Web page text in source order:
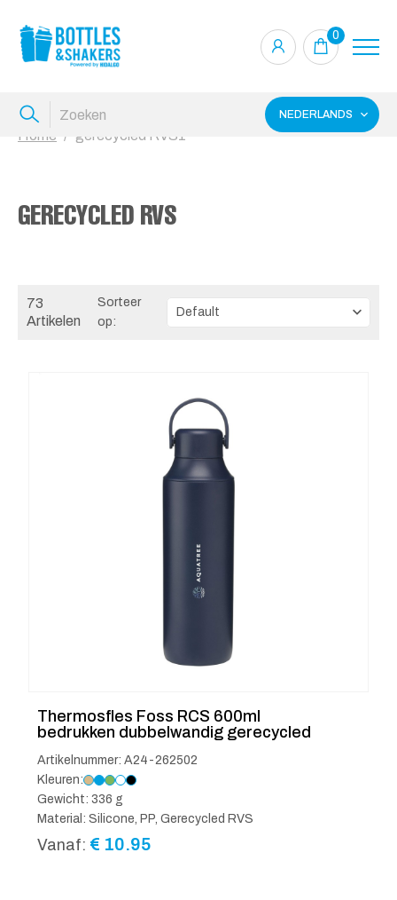
0
NEDERLANDS
Home gerecycled RVS1
GERECYCLED RVS
73
Artikelen
Sorteer
op:
Thermosfles Foss RCS 600ml
bedrukken dubbelwandig gerecycled
Artikelnummer: A24-262502
Kleuren:
Gewicht: 336 g
Material: Silicone, PP, Gerecycled RVS
Vanaf: € 10.95